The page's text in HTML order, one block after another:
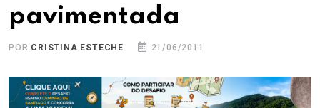
pavimentada
POR CRISTINA ESTECHE 21/06/2011